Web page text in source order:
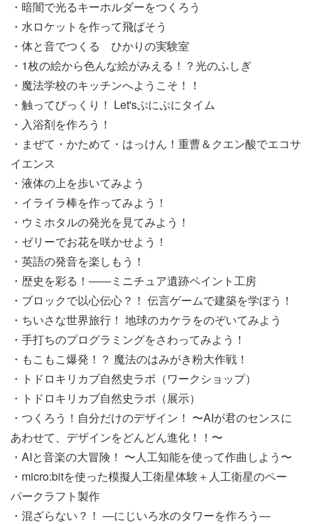
・暗闇で光るキーホルダーをつくろう
・水ロケットを作って飛ばそう
・体と音でつくる ひかりの実験室
・1枚の絵から色んな絵がみえる！？光のふしぎ
・魔法学校のキッチンへようこそ！！
・触ってびっくり！ Let'sぷにぷにタイム
・入浴剤を作ろう！
・まぜて・かためて・はっけん！重曹＆クエン酸でエコサ
イエンス
・液体の上を歩いてみよう
・イライラ棒を作ってみよう！
・ウミホタルの発光を見てみよう！
・ゼリーでお花を咲かせよう！
・英語の発音を楽しもう！
・歴史を彩る！――ミニチュア遺跡ペイント工房
・ブロックで以心伝心？！ 伝言ゲームで建築を学ぼう！
・ちいさな世界旅行！ 地球のカケラをのぞいてみよう
・手打ちのプログラミングをさわってみよう！
・もこもこ爆発！？ 魔法のはみがき粉大作戦！
・トドロキリカブ自然史ラボ（ワークショップ）
・トドロキリカブ自然史ラボ（展示）
・つくろう！自分だけのデザイン！ 〜AIが君のセンスに
あわせて、デザインをどんどん進化！！〜
・AIと音楽の大冒険！ 〜人工知能を使って作曲しよう〜
・micro:bitを使った模擬人工衛星体験＋人工衛星のペー
パークラフト製作
・混ざらない？！ ―にじいろ水のタワーを作ろう―